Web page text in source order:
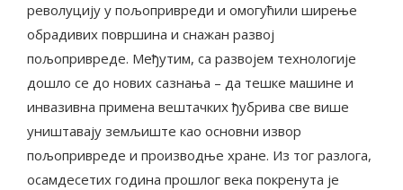
револуцију у пољопривреди и омогућили ширење
обрадивих површина и снажан развој
пољопривреде. Међутим, са развојем технологије
дошло се до нових сазнања – да тешке машине и
инвазивна примена вештачких ђубрива све више
уништавају земљиште као основни извор
пољопривреде и производње хране. Из тог разлога,
осамдесетих година прошлог века покренута је